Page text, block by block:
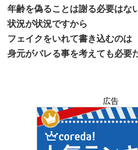
年齢を偽ることは謝る必要はな
状況が状況ですから
フェイクをいれて書き込むのは
身元がバレる事を考えても必要
広告